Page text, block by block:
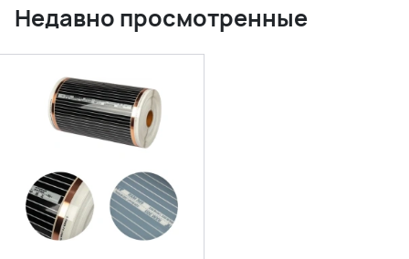
Недавно просмотренные